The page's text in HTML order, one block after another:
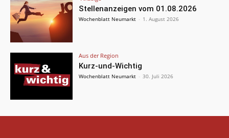
Stellenanzeigen vom 01.08.2026
Wochenblatt Neumarkt - 1. August 2026
Aus der Region
Kurz-und-Wichtig
Wochenblatt Neumarkt - 30. Juli 2026